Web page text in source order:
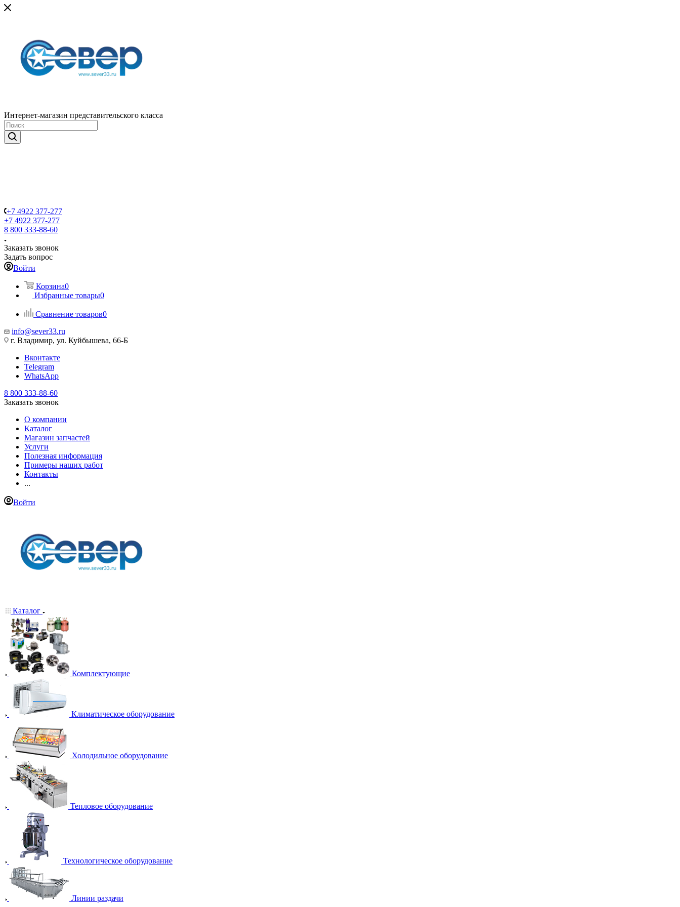
Интернет-магазин представительского класса
+7 4922 377-277
+7 4922 377-277
8 800 333-88-60
Заказать звонок
Задать вопрос
Войти
Корзина0
Избранные товары0
Сравнение товаров0
info@sever33.ru
г. Владимир, ул. Куйбышева, 66-Б
Вконтакте
Telegram
WhatsApp
8 800 333-88-60
Заказать звонок
О компании
Каталог
Магазин запчастей
Услуги
Полезная информация
Примеры наших работ
Контакты
...
Войти
Каталог
Комплектующие
Климатическое оборудование
Холодильное оборудование
Тепловое оборудование
Технологическое оборудование
Линии раздачи